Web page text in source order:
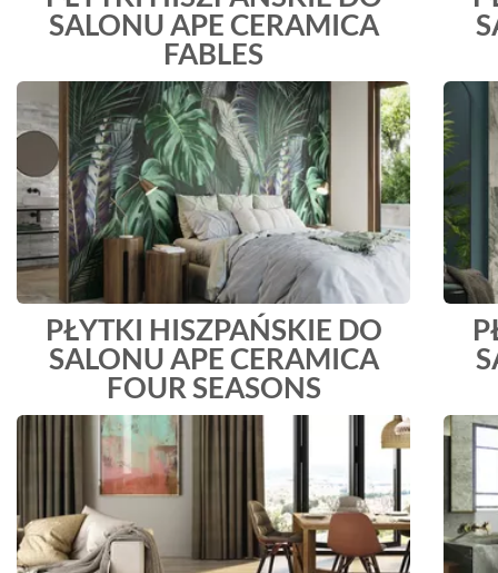
SALONU APE CERAMICA
FABLES
PŁYTKI HISZPAŃSKIE DO
SALONU APE CERAMICA
FOUR SEASONS